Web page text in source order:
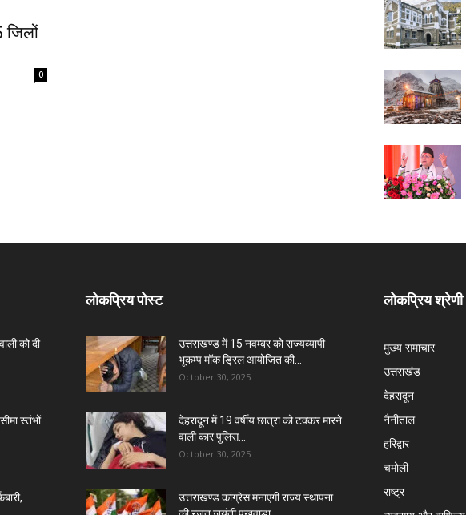
0
को दी
स्तंभों
लोकप्रिय पोस्ट
उत्तराखण्ड में 15 नवम्बर को राज्यव्यापी
भूकम्प मॉक ड्रिल आयोजित की...
October 30, 2025
देहरादून में 19 वर्षीय छात्रा को टक्कर मारने
वाली कार पुलिस...
October 30, 2025
उत्तराखण्ड कांग्रेस मनाएगी राज्य स्थापना
लोकप्रिय श्रेणी
मुख्य समाचार
उत्तराखंड
देहरादून
नैनीताल
हरिद्वार
चमोली
राष्ट्र